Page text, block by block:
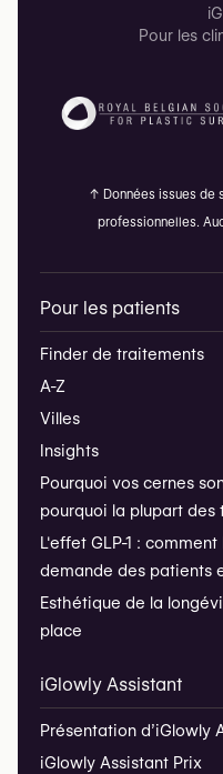
Pour les
↑ Données issues de
professionnelles.
Pour les patients
Finder de traitements
A-Z
Villes
Insights
Pourquoi vos cernes
pourquoi la plupart
L'effet GLP-1 :
demande des patients
Esthétique de la
place
iGlowly Assistant
Présentation d’iGlowly
iGlowly Assistant Prix